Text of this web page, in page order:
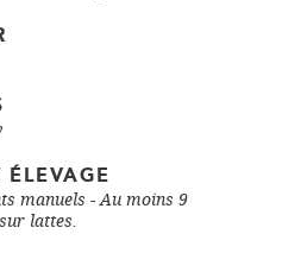
manuels - Au moins 9
lattes.